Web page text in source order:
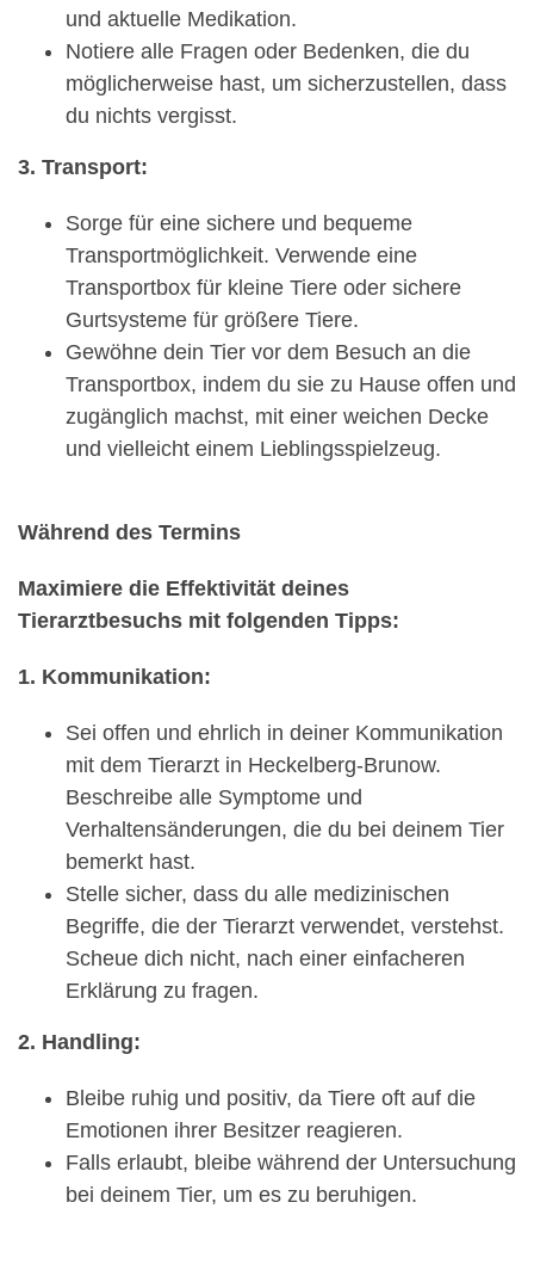
und aktuelle Medikation.
Notiere alle Fragen oder Bedenken, die du
möglicherweise hast, um sicherzustellen, dass
du nichts vergisst.
3. Transport:
Sorge für eine sichere und bequeme
Transportmöglichkeit. Verwende eine
Transportbox für kleine Tiere oder sichere
Gurtsysteme für größere Tiere.
Gewöhne dein Tier vor dem Besuch an die
Transportbox, indem du sie zu Hause offen und
zugänglich machst, mit einer weichen Decke
und vielleicht einem Lieblingsspielzeug.
Während des Termins
Maximiere die Effektivität deines
Tierarztbesuchs mit folgenden Tipps:
1. Kommunikation:
Sei offen und ehrlich in deiner Kommunikation
mit dem Tierarzt in Heckelberg-Brunow.
Beschreibe alle Symptome und
Verhaltensänderungen, die du bei deinem Tier
bemerkt hast.
Stelle sicher, dass du alle medizinischen
Begriffe, die der Tierarzt verwendet, verstehst.
Scheue dich nicht, nach einer einfacheren
Erklärung zu fragen.
2. Handling:
Bleibe ruhig und positiv, da Tiere oft auf die
Emotionen ihrer Besitzer reagieren.
Falls erlaubt, bleibe während der Untersuchung
bei deinem Tier, um es zu beruhigen.